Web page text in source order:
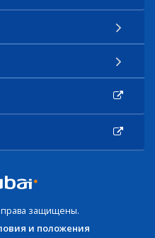
права защищены.
и положения